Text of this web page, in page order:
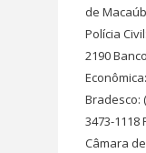
de
Polícia
2190
Bradesco:
3473-1118
Câmara